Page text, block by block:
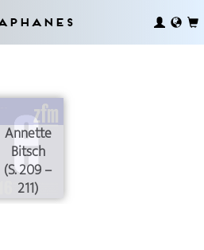
Annette
Bitsch
(S. 209 –
211)